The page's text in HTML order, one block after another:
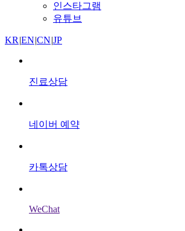
인스타그램
유튜브
KR |EN|CN|JP
진료상담
네이버 예약
카톡상담
WeChat